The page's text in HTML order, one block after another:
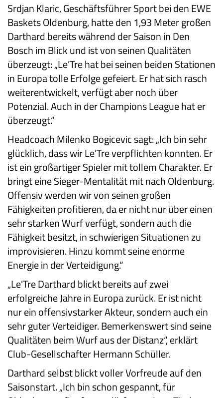
Srdjan Klaric, Geschäftsführer Sport bei den EWE
Baskets Oldenburg, hatte den 1,93 Meter großen
Darthard bereits während der Saison in Den
Bosch im Blick und ist von seinen Qualitäten
überzeugt: „Le’Tre hat bei seinen beiden Stationen
in Europa tolle Erfolge gefeiert. Er hat sich rasch
weiterentwickelt, verfügt aber noch über
Potenzial. Auch in der Champions League hat er
überzeugt.“
Headcoach Milenko Bogicevic sagt: „Ich bin sehr
glücklich, dass wir Le’Tre verpflichten konnten. Er
ist ein großartiger Spieler mit tollem Charakter. Er
bringt eine Sieger-Mentalität mit nach Oldenburg.
Offensiv werden wir von seinen großen
Fähigkeiten profitieren, da er nicht nur über einen
sehr starken Wurf verfügt, sondern auch die
Fähigkeit besitzt, in schwierigen Situationen zu
improvisieren. Hinzu kommt seine enorme
Energie in der Verteidigung.“
„Le'Tre Darthard blickt bereits auf zwei
erfolgreiche Jahre in Europa zurück. Er ist nicht
nur ein offensivstarker Akteur, sondern auch ein
sehr guter Verteidiger. Bemerkenswert sind seine
Qualitäten beim Wurf aus der Distanz“, erklärt
Club-Gesellschafter Hermann Schüller.
Darthard selbst blickt voller Vorfreude auf den
Saisonstart. „Ich bin schon gespannt, für